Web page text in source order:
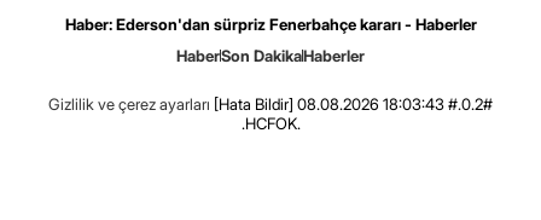
Haber: Ederson'dan sürpriz Fenerbahçe kararı - Haberler
HaberSon DakikaHaberler
Gizlilik ve çerez ayarları [Hata Bildir] 08.08.2026 18:03:43 #.0.2#
.HCFOK.